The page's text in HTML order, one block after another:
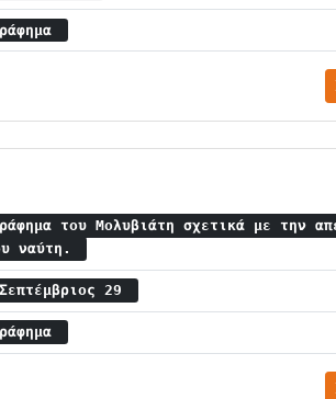
του Μολυβιάτη σχετικά με την
ναύτη.
29